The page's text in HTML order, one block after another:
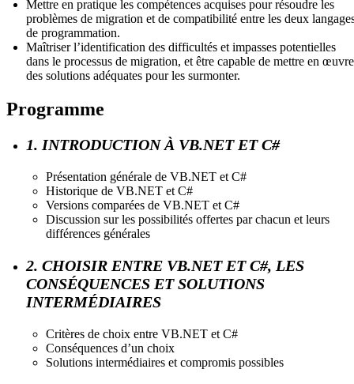
Mettre en pratique les compétences acquises pour résoudre les
problèmes de migration et de compatibilité entre les deux
de programmation.
Maîtriser l’identification des difficultés et impasses potentielles
dans le processus de migration, et être capable de mettre en œuvre
des solutions adéquates pour les surmonter.
Programme
1. INTRODUCTION À VB.NET ET C#
Présentation générale de VB.NET et C#
Historique de VB.NET et C#
Versions comparées de VB.NET et C#
Discussion sur les possibilités offertes par chacun et leurs
différences générales
2. CHOISIR ENTRE VB.NET ET C#, LES
CONSÉQUENCES ET SOLUTIONS
INTERMÉDIAIRES
Critères de choix entre VB.NET et C#
Conséquences d’un choix
Solutions intermédiaires et compromis possibles